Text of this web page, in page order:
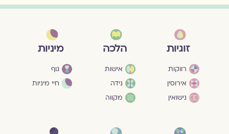
זוגיות
רווקות
אירוסין
נישואין
הלכה
אישות
נידה
מקווה
מיניות
גוף
חיי מיניות